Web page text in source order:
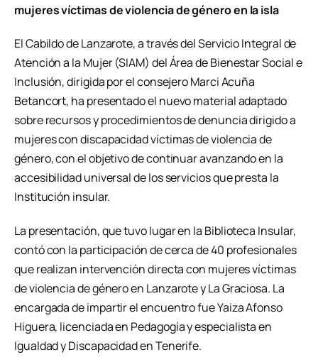
mujeres víctimas de violencia de género en la isla
El Cabildo de Lanzarote, a través del Servicio Integral de
Atención a la Mujer (SIAM) del Área de Bienestar Social e
Inclusión, dirigida por el consejero Marci Acuña
Betancort, ha presentado el nuevo material adaptado
sobre recursos y procedimientos de denuncia dirigido a
mujeres con discapacidad víctimas de violencia de
género, con el objetivo de continuar avanzando en la
accesibilidad universal de los servicios que presta la
Institución insular.
La presentación, que tuvo lugar en la Biblioteca Insular,
contó con la participación de cerca de 40 profesionales
que realizan intervención directa con mujeres víctimas
de violencia de género en Lanzarote y La Graciosa. La
encargada de impartir el encuentro fue Yaiza Afonso
Higuera, licenciada en Pedagogía y especialista en
Igualdad y Discapacidad en Tenerife.